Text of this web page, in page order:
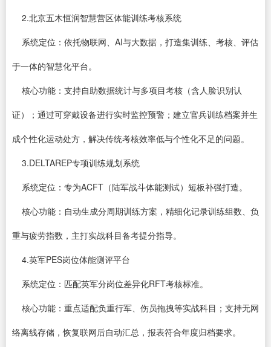
2.北京五木恒润智慧营区体能训练考核系统
系统定位：依托物联网、AI与大数据，打造集训练、考核、评估
于一体的智慧化平台。
核心功能：支持自助数据统计与多项目考核（含人脸识别认
证）；通过可穿戴设备进行实时监控预警；建立官兵训练档案并生
成个性化运动处方，解决传统考核效率低与个性化不足的问题。
3.DELTAREP专项训练规划系统
系统定位：专为ACFT（陆军战斗体能测试）短板补强打造。
核心功能：自动生成分周期训练方案，精细化记录训练组数、负
重与疲劳指数，主打实战科目备考提分指导。
4.英军PES岗位体能测评平台
系统定位：匹配英军分岗位差异化RFT考核标准。
核心功能：重点适配负重行军、伤员拖拽等实战科目；支持无网
络离线存储，恢复联网后自动汇总，报表符合年度归档要求。